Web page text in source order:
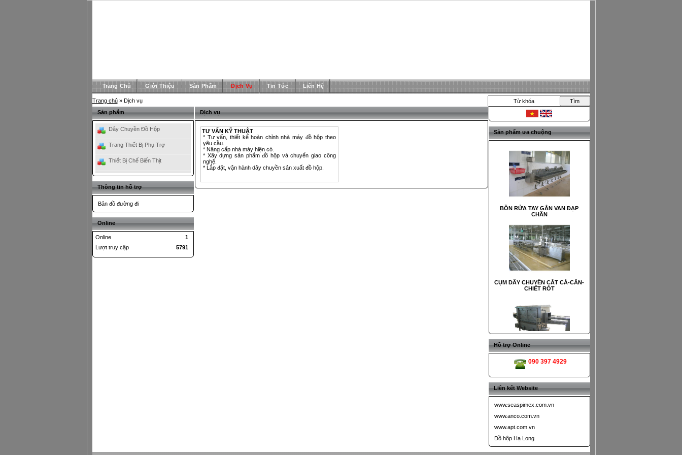
Trang Chủ Giới Thiệu Sản Phẩm Dịch Vụ Tin Tức Liên Hệ
Trang chủ» Dịch vụ
Dịch vụ
TƯ VẤN KỸ THUẬT
* Tư vấn, thiết kế hoàn chỉnh nhà máy đồ hộp theo
yêu cầu.
* Nâng cấp nhà máy hiện có.
* Xây dựng sản phẩm đồ hộp và chuyển giao công
nghệ.
* Lắp đặt, vận hành dây chuyền sản xuất đồ hộp.
Sản phẩm
Dây Chuyền Đồ Hộp
Trang Thiết Bị Phụ Trợ
Thiết Bị Chế Biến Thịt
Thông tin hỗ trợ
Bản đồ đường đi
Online
Online
1
Lượt truy cập
5791
Sản phẩm ưa chuộng
Van nước đạp chân
BỒN RỬA TAY GẮN VAN ĐẠP
CHÂN
CỤM DÂY CHUYỀN CẮT CÁ-CÂN-
CHIẾT RÓT
MÁY RỬA LON
BĂNG TẢI HẤP BÀI KHÍ
Hỗ trợ Online
090 397 4929
Liên kết Website
www.seaspimex.com.vn
www.anco.com.vn
www.apt.com.vn
Đồ hộp Hạ Long